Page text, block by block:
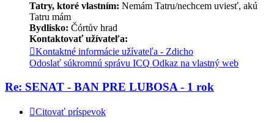
Tatry, ktoré vlastním: Nemám Tatru/nechcem uviesť, akú
Tatru mám
Bydlisko: Čórtův hrad
Kontaktovať užívateľa:
Kontaktné informácie užívateľa - Zdicho
Odoslať súkromnú správu ICQ Odkaz na vlastný web
Re: SENAT - BAN PRE LUBOSA - 1 rok
Citovať príspevok